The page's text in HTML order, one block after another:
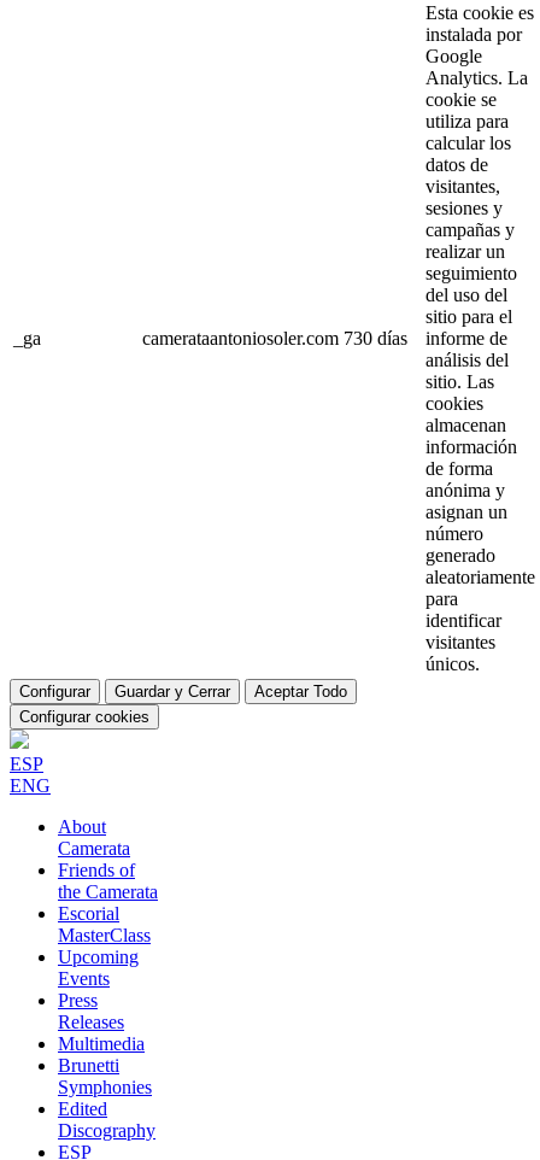
_ga camerataantoniosoler.com 730 días
Esta cookie es
instalada por
Google
Analytics. La
cookie se
utiliza para
calcular los
datos de
visitantes,
sesiones y
campañas y
realizar un
seguimiento
del uso del
sitio para el
informe de
análisis del
sitio. Las
cookies
almacenan
información
de forma
anónima y
asignan un
número
generado
aleatoriamente
para
identificar
visitantes
únicos.
Configurar Guardar y Cerrar
Aceptar Todo
Configurar cookies
ESP
ENG
About
Camerata
Friends of
the Camerata
Escorial
MasterClass
Upcoming
Events
Press
Releases
Multimedia
Brunetti
Symphonies
Edited
Discography
ESP